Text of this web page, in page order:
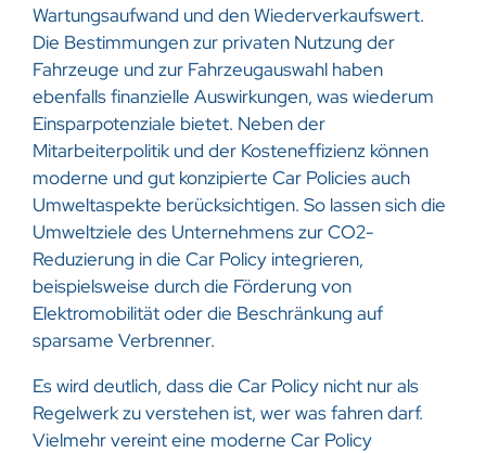
Wartungsaufwand und den Wiederverkaufswert.
Die Bestimmungen zur privaten Nutzung der
Fahrzeuge und zur Fahrzeugauswahl haben
ebenfalls finanzielle Auswirkungen, was wiederum
Einsparpotenziale bietet. Neben der
Mitarbeiterpolitik und der Kosteneffizienz können
moderne und gut konzipierte Car Policies auch
Umweltaspekte berücksichtigen. So lassen sich die
Umweltziele des Unternehmens zur CO2-
Reduzierung in die Car Policy integrieren,
beispielsweise durch die Förderung von
Elektromobilität oder die Beschränkung auf
sparsame Verbrenner.
Es wird deutlich, dass die Car Policy nicht nur als
Regelwerk zu verstehen ist, wer was fahren darf.
Vielmehr vereint eine moderne Car Policy